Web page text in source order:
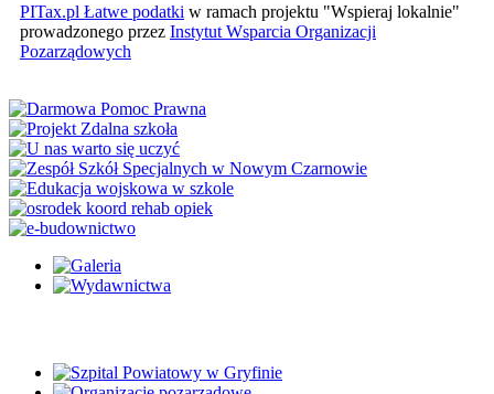
PITax.pl Łatwe podatki w ramach projektu "Wspieraj lokalnie"
prowadzonego przez Instytut Wsparcia Organizacji
Pozarządowych